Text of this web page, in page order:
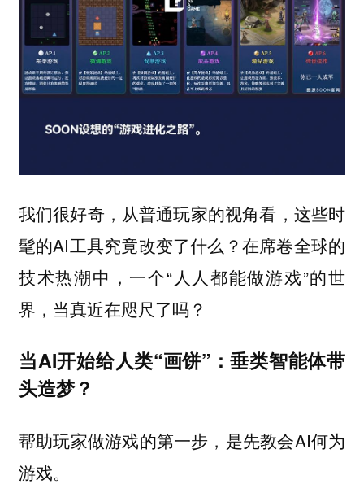
我们很好奇，从普通玩家的视角看，这些时
髦的AI工具究竟改变了什么？在席卷全球的
技术热潮中，一个“人人都能做游戏”的世
界，当真近在咫尺了吗？
当AI开始给人类“画饼”：垂类智能体带
头造梦？
帮助玩家做游戏的第一步，是先教会AI何为
游戏。